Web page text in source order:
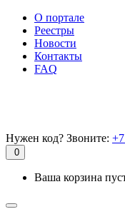
О портале
Реестры
Новости
Контакты
FAQ
Нужен код? Звоните:
0
Ваша корзина